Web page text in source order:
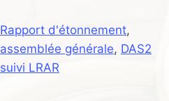
Rapport d'étonnement,
assemblée générale, DAS2
suivi LRAR